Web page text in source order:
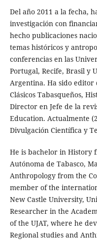
Del año 2011 a la fecha,
investigación con
hecho publicaciones
temas históricos y
conferencias en las
Portugal, Recife, Brasil y
Argentina. Ha sido editor
Clásicos Tabasqueños,
Director en Jefe de la
Education. Actualmente
Divulgación Científica y
He is bachelor in History
Autónoma de Tabasco,
Anthropology from the
member of the
New Castle University,
Researcher in the
of the UJAT, where he
Regional studies and